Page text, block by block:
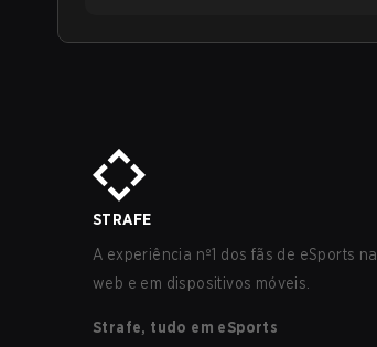
STRAFE
A experiência nº1 dos fãs de eSports na
web e em dispositivos móveis.
Strafe, tudo em eSports